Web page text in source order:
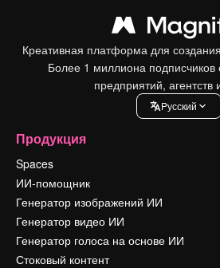
Креативная платформа для
Более 1 миллиона подписчиков
предприятий, агентств
Pусский
Продукция
Spaces
ИИ-помощник
Генератор изображений ИИ
Генератор видео ИИ
Генератор голоса на основе ИИ
Стоковый контент